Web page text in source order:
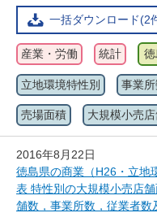
一括ダウンロード(2
産業・労働 統計
立地環境特性別 事業所
売場面積 大規模小売店
2016年8月22日
徳島県の商業（H26・立地
表 特性別の大規模小売店
舗数，事業所数，従業者数